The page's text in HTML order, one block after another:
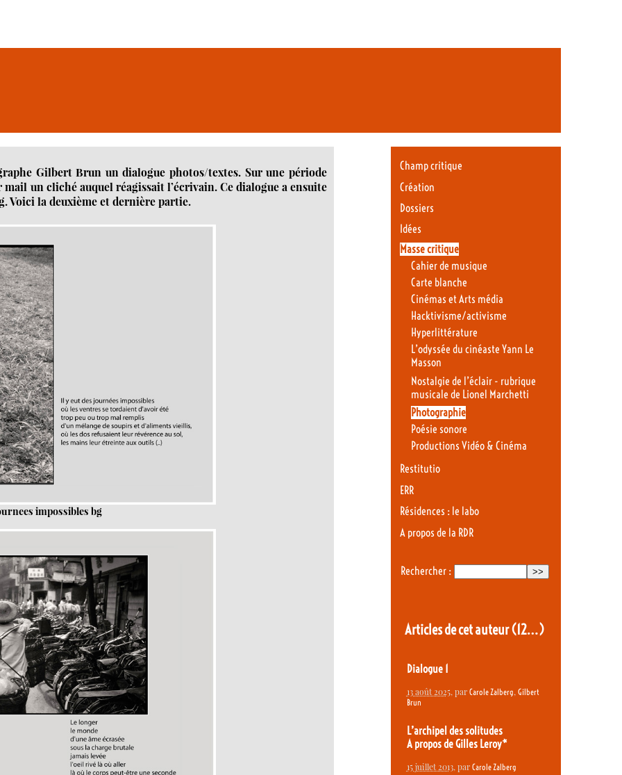
Gilbert Brun un dialogue photos/textes. Sur une période
un cliché auquel réagissait l’écrivain. Ce dialogue a ensuite
Voici la deuxième et dernière partie.
impossibles bg
Champ critique
Création
Dossiers
Idées
Masse critique
Cahier de musique
Carte blanche
Cinémas et Arts média
Hacktivisme/activisme
Hyperlittérature
L’odyssée du cinéaste Yann Le
Masson
Nostalgie de l’éclair - rubrique
musicale de Lionel Marchetti
Photographie
Poésie sonore
Productions Vidéo & Cinéma
Restitutio
ERR
Résidences : le labo
A propos de la RDR
Rechercher :
Articles de cet auteur(12…)
Dialogue 1
13 août 2025, par Carole Zalberg, Gilbert
Brun
L’archipel des solitudes
A propos de Gilles Leroy*
15 juillet 2013, par Carole Zalberg